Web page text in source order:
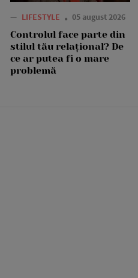
— LIFESTYLE 05 august 2026
Controlul face parte din
stilul tău relațional? De
ce ar putea fi o mare
problemă